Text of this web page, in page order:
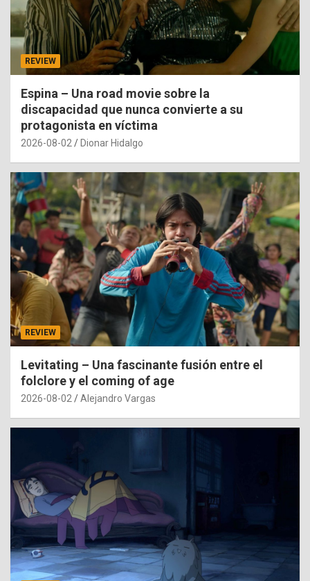
REVIEW
Espina – Una road movie sobre la
discapacidad que nunca convierte a su
protagonista en víctima
2026-08-02 Dionar Hidalgo
REVIEW
Levitating – Una fascinante fusión entre el
folclore y el coming of age
2026-08-02 Alejandro Vargas